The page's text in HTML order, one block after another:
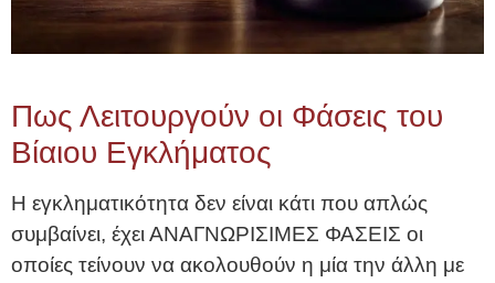
Πως Λειτουργούν οι Φάσεις του
Βίαιου Εγκλήματος
Η εγκληματικότητα δεν είναι κάτι που απλώς
συμβαίνει, έχει ΑΝΑΓΝΩΡΙΣΙΜΕΣ ΦΑΣΕΙΣ οι
οποίες τείνουν να ακολουθούν η μία την άλλη με